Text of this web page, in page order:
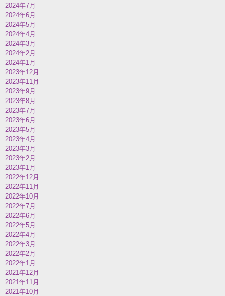
2024年7月
2024年6月
2024年5月
2024年4月
2024年3月
2024年2月
2024年1月
2023年12月
2023年11月
2023年9月
2023年8月
2023年7月
2023年6月
2023年5月
2023年4月
2023年3月
2023年2月
2023年1月
2022年12月
2022年11月
2022年10月
2022年7月
2022年6月
2022年5月
2022年4月
2022年3月
2022年2月
2022年1月
2021年12月
2021年11月
2021年10月